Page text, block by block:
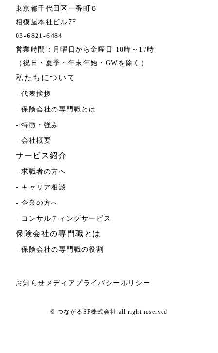
東京都千代田区一番町６
相模屋本社ビル7F
03-6821-6484
営業時間：月曜日から金曜日 10時～17時
（祝日・夏季・年末年始・GWを除く）
私たちについて
- 代表挨拶
- 保険会社の専門職とは
- 特徴・強み
- 会社概要
サービス紹介
- 求職者の方へ
- キャリア相談
- 企業の方へ
- コンサルティングサービス
保険会社の専門職とは
- 保険会社の専門職の役割
お知らせ メディア プライバシーポリシー
© つながるSP株式会社 all right reserved